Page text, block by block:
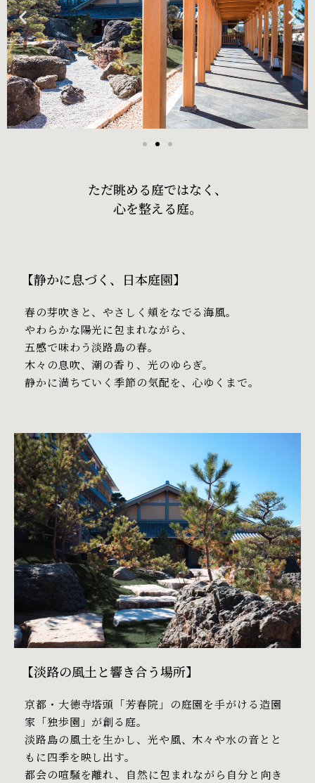
ただ眺める庭ではなく、
心を整える庭。
【静かに息づく、日本庭園】
春の芽吹きと、やさしく頬をなでる海風。
やわらかな陽光に包まれながら、
五感で味わう淡路島の春。
木々の息吹、潮の香り、光のゆらぎ。
静かに満ちていく季節の気配を、心ゆくまで。
【淡路の風土と響き合う場所】
京都・大徳寺塔頭「芳春院」の庭園を手がける造園
家「独歩園」が創る庭。
淡路島の風土を生かし、光や風、木々や水の音とと
もに四季を映し出す。
都会の喧騒を離れ、自然に包まれながら自分と向き